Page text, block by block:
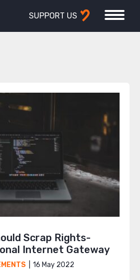
SUPPORT US
Scrap Rights-
Internet Gateway
16 May 2022